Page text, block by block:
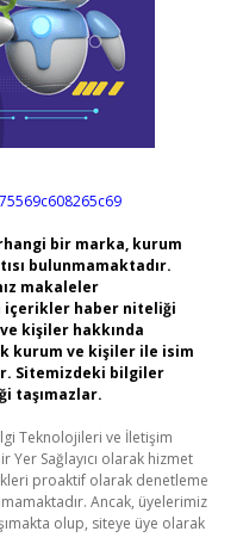
bir marka, kurum
bulunmamaktadır.
makaleler
içerikler haber niteliği
kişiler hakkında
kurum ve kişiler ile isim
Sitemizdeki bilgiler
taşımazlar.
Teknolojileri ve İletişim
Yer Sağlayıcı olarak hizmet
proaktif olarak denetleme
Ancak, üyelerimiz
olup, siteye üye olarak